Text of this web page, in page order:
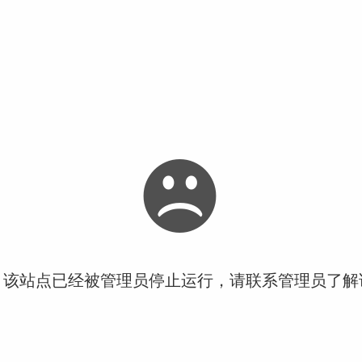
站点已经被管理员停止运行，请联系管理员了